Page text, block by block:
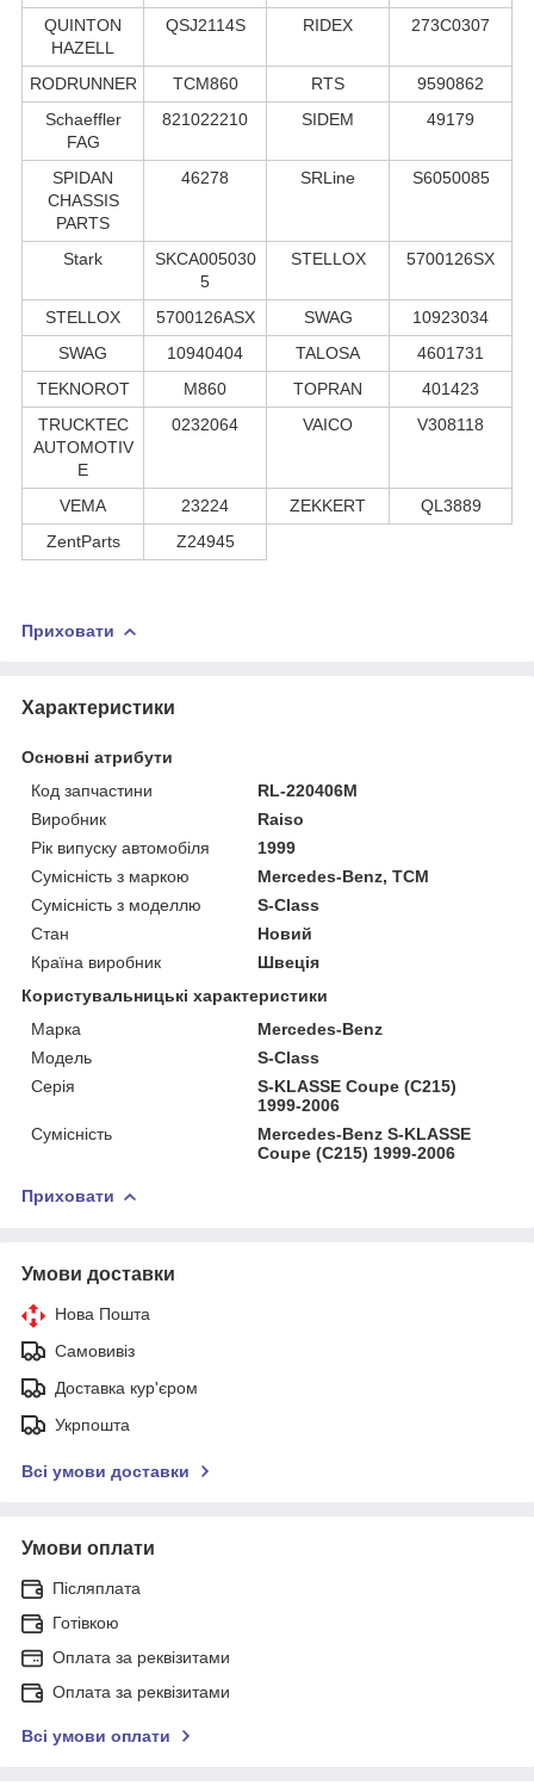
QUINTON
HAZELL
QSJ2114S RIDEX 273C0307
RODRUNNER TCM860 RTS
9590862
Schaeffler
FAG
821022210 SIDEM 49179
SPIDAN
CHASSIS
PARTS
46278 SRLine S6050085
Stark
SKCA005030
5
STELLOX 5700126SX
STELLOX 5700126ASX SWAG
10923034
SWAG
10940404 TALOSA
4601731
TEKNOROT
M860 TOPRAN
401423
TRUCKTEC
AUTOMOTIV
E
0232064 VAICO V308118
VEMA 23224 ZEKKERT
QL3889
ZentParts
Z24945
Приховати
Характеристики
Основні атрибути
Код запчастини
RL-220406M
Виробник
Raiso
Рік випуску автомобіля
1999
Сумісність з маркою
Mercedes-Benz, TCM
Сумісність з моделлю
S-Class
Стан
Новий
Країна виробник
Швеція
Користувальницькі характеристики
Марка
Mercedes-Benz
Мoдель
S-Class
Серія
S-KLASSE Coupe (C215)
1999-2006
Сумісність
Mercedes-Benz S-KLASSE
Coupe (C215) 1999-2006
Приховати
Умови доставки
Нова Пошта
Самовивіз
Доставка кур'єром
Укрпошта
Всі умови доставки
Умови оплати
Післяплата
Готівкою
Оплата за реквізитами
Оплата за реквізитами
Всі умови оплати